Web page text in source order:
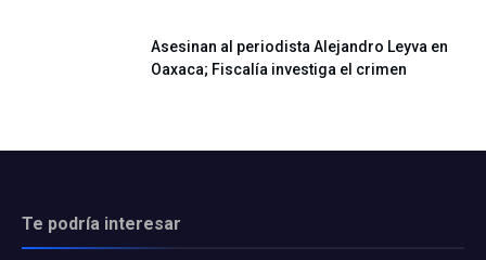
Asesinan al periodista Alejandro Leyva en
Oaxaca; Fiscalía investiga el crimen
Te podría interesar